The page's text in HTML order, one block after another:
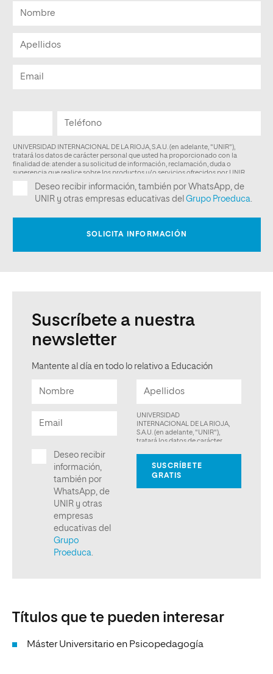
Suscríbete a nuestra
newsletter
Mantente al día en todo lo relativo a Educación
Títulos que te pueden interesar
Máster Universitario en Psicopedagogía